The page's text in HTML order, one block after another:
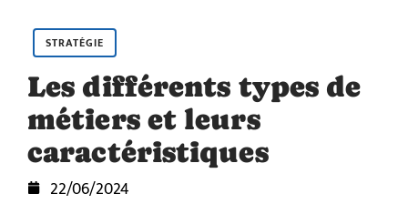
STRATÉGIE
Les différents types de
métiers et leurs
caractéristiques
22/06/2024